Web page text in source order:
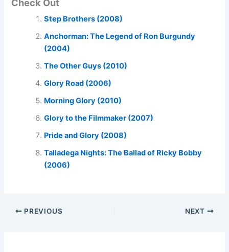
Check Out
Step Brothers (2008)
Anchorman: The Legend of Ron Burgundy
(2004)
The Other Guys (2010)
Glory Road (2006)
Morning Glory (2010)
Glory to the Filmmaker (2007)
Pride and Glory (2008)
Talladega Nights: The Ballad of Ricky Bobby
(2006)
PREVIOUS NEXT